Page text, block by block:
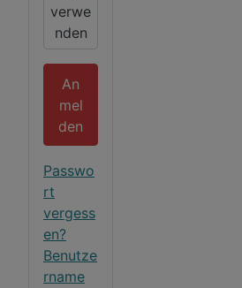
verwe
nden
An
mel
den
Passwo
rt
vergess
en?
Benutze
rname